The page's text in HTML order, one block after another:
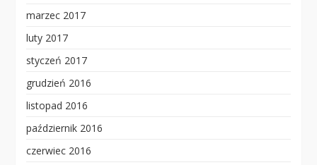
marzec 2017
luty 2017
styczeń 2017
grudzień 2016
listopad 2016
październik 2016
czerwiec 2016